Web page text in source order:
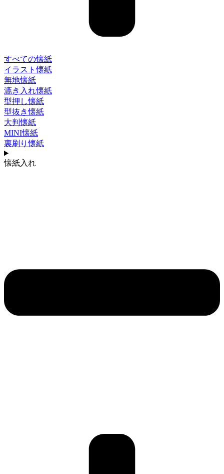
すべての懐紙
イラスト懐紙
無地懐紙
漉き入れ懐紙
型押し懐紙
型抜き懐紙
大判懐紙
MINI懐紙
裏刷り懐紙
懐紙入れ